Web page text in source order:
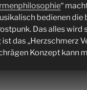
“
bedienen die
Das alles
das „Herzschmerz
Konzept kann